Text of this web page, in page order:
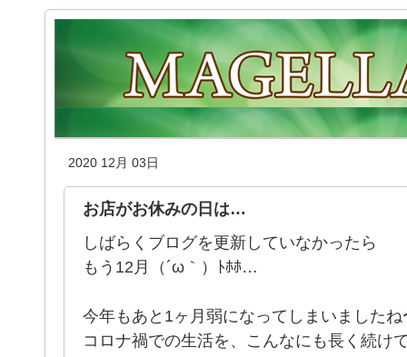
2020 12月 03日
お店がお休みの日は…
しばらくブログを更新していなかったら
もう12月（´ω｀）ﾄﾎﾎ…
今年もあと1ヶ月弱になってしまいましたね
コロナ禍での生活を、こんなにも長く続け